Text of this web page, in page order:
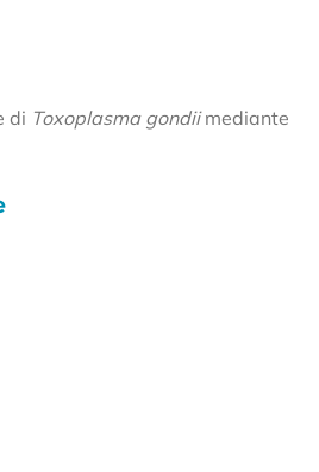
di Toxoplasma gondiimediante